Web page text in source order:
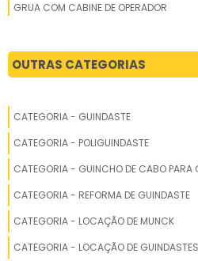
GRUA COM CABINE DE OPERADOR
GRUA COM TORRE MÓVEL
GRUA CONSTRUÇÃO CIVIL
GRUA CONSTRUÇÃO CIVIL VENDA
GRUA DE CANTEIRO
GRUA DE CANTEIRO COM ALTA
GRUA DE CONSTRUÇÃO
GRUA DE CONSTRUÇÃO CIVIL
OUTRAS CATEGORIAS
CATEGORIA - GUINDASTE
CATEGORIA - POLIGUINDASTE
CATEGORIA - GUINCHO DE CABO PARA
CATEGORIA - REFORMA DE GUINDASTE
CATEGORIA - LOCAÇÃO DE MUNCK
CATEGORIA - LOCAÇÃO DE GUINDASTES